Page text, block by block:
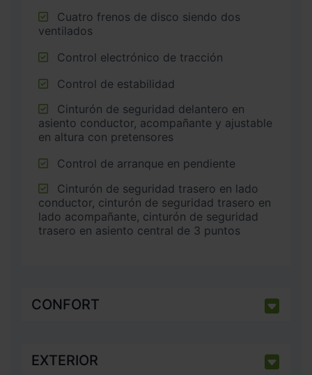
ventilados
Control electrónico de tracción
Control de estabilidad
asiento conductor, acompañante y ajustable
en altura con pretensores
Control de arranque en pendiente
conductor, cinturón de seguridad trasero en
lado acompañante, cinturón de seguridad
trasero en asiento central de 3 puntos
CONFORT
EXTERIOR